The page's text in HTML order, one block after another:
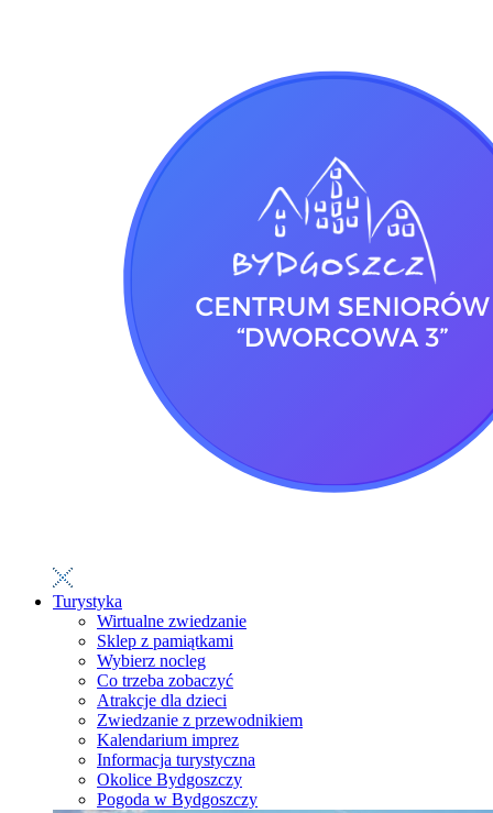
Turystyka
Wirtualne zwiedzanie
Sklep z pamiątkami
Wybierz nocleg
Co trzeba zobaczyć
Atrakcje dla dzieci
Zwiedzanie z przewodnikiem
Kalendarium imprez
Informacja turystyczna
Okolice Bydgoszczy
Pogoda w Bydgoszczy